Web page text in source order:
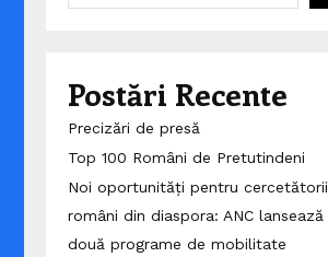
Postări Recente
Precizări de presă
Top 100 Români de Pretutindeni
Noi oportunități pentru cercetătorii
români din diaspora: ANC lansează
două programe de mobilitate